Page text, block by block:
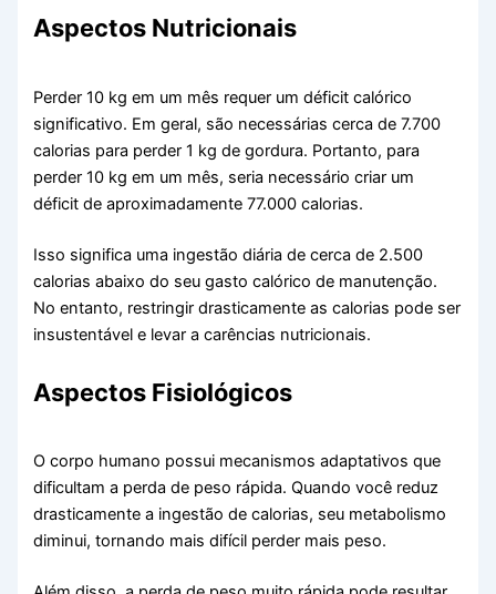
Aspectos Nutricionais
Perder 10 kg em um mês requer um déficit calórico
significativo. Em geral, são necessárias cerca de 7.700
calorias para perder 1 kg de gordura. Portanto, para
perder 10 kg em um mês, seria necessário criar um
déficit de aproximadamente 77.000 calorias.
Isso significa uma ingestão diária de cerca de 2.500
calorias abaixo do seu gasto calórico de manutenção.
No entanto, restringir drasticamente as calorias pode ser
insustentável e levar a carências nutricionais.
Aspectos Fisiológicos
O corpo humano possui mecanismos adaptativos que
dificultam a perda de peso rápida. Quando você reduz
drasticamente a ingestão de calorias, seu metabolismo
diminui, tornando mais difícil perder mais peso.